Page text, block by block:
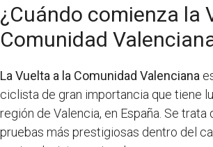
¿Cuándo comienza la
Comunidad
La Vuelta a la Comunidad Valenciana
ciclista de gran importancia que tiene
región de Valencia, en España. Se trata
pruebas más prestigiosas dentro del